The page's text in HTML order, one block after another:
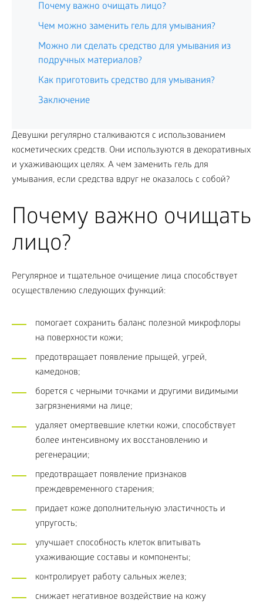
Почему важно очищать лицо?
Чем можно заменить гель для умывания?
Можно ли сделать средство для умывания из
подручных материалов?
Как приготовить средство для умывания?
Заключение
Девушки регулярно сталкиваются с использованием
косметических средств. Они используются в декоративных
и ухаживающих целях. А чем заменить гель для
умывания, если средства вдруг не оказалось с собой?
Почему важно очищать
лицо?
Регулярное и тщательное очищение лица способствует
осуществлению следующих функций:
помогает сохранить баланс полезной микрофлоры
на поверхности кожи;
предотвращает появление прыщей, угрей,
камедонов;
борется с черными точками и другими видимыми
загрязнениями на лице;
удаляет омертвевшие клетки кожи, способствует
более интенсивному их восстановлению и
регенерации;
предотвращает появление признаков
преждевременного старения;
придает коже дополнительную эластичность и
упругость;
улучшает способность клеток впитывать
ухаживающие составы и компоненты;
контролирует работу сальных желез;
снижает негативное воздействие на кожу